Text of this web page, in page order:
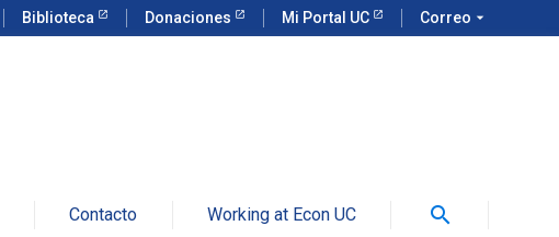
Biblioteca Donaciones Mi Portal UC Correo arrow_drop_down
Contacto Working at Econ UC search